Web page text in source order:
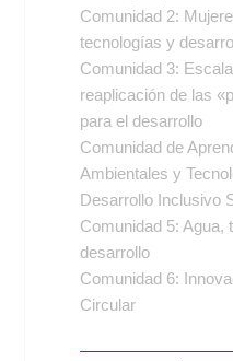
Comunidad 2:
tecnologías y
Comunidad 3:
reaplicación de las
para el desarrollo
Comunidad de
Ambientales y
Desarrollo Inclusivo
Comunidad 5: Agua,
desarrollo
Comunidad 6:
Circular